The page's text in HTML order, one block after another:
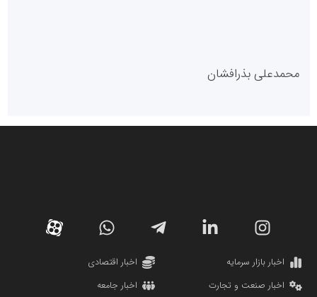
پایگاه خبری گفتمان یزد
دانشگاه سئوی ایران
محمدعلی بذرافشان
مریم حاج نوروز نظری
اخبار بازار سرمایه
اخبار اقتصادی
اخبار صنعت و تجارت
اخبار جامعه